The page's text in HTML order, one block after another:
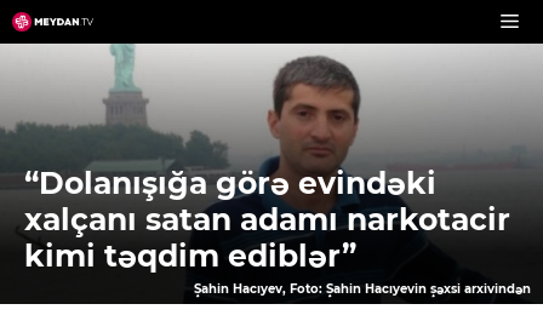
Skip
to
“Dolanışığa görə evindəki
xalçanı satan adamı narkotacir
kimi təqdim ediblər”
Şahin Hacıyev, Foto: Şahin Hacıyevin şəxsi arxivindən